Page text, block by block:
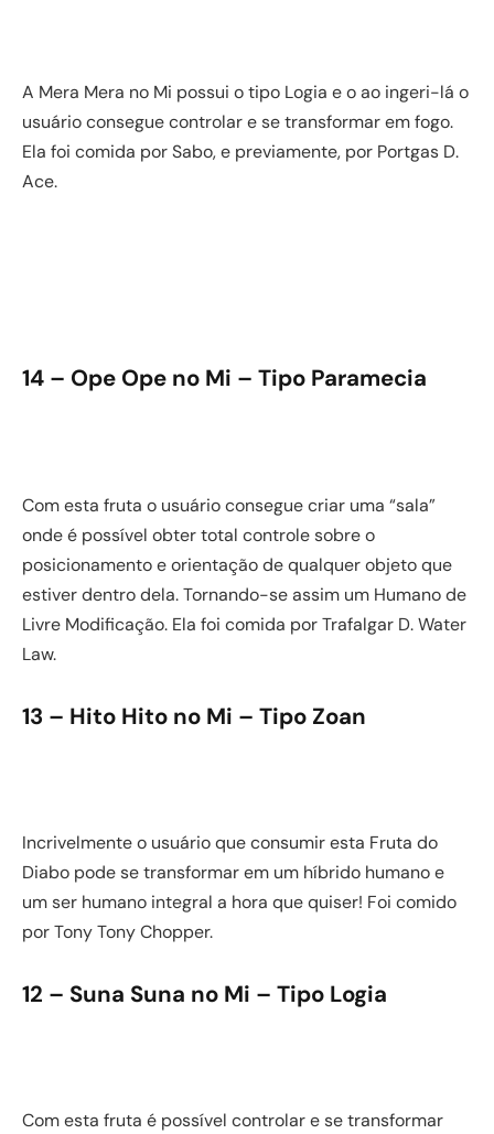
A Mera Mera no Mi possui o tipo Logia e o ao ingeri-lá o
usuário consegue controlar e se transformar em fogo.
Ela foi comida por Sabo, e previamente, por Portgas D.
Ace.
14 – Ope Ope no Mi – Tipo Paramecia
Com esta fruta o usuário consegue criar uma “sala”
onde é possível obter total controle sobre o
posicionamento e orientação de qualquer objeto que
estiver dentro dela. Tornando-se assim um Humano de
Livre Modificação. Ela foi comida por Trafalgar D. Water
Law.
13 – Hito Hito no Mi – Tipo Zoan
Incrivelmente o usuário que consumir esta Fruta do
Diabo pode se transformar em um híbrido humano e
um ser humano integral a hora que quiser! Foi comido
por Tony Tony Chopper.
12 – Suna Suna no Mi – Tipo Logia
Com esta fruta é possível controlar e se transformar